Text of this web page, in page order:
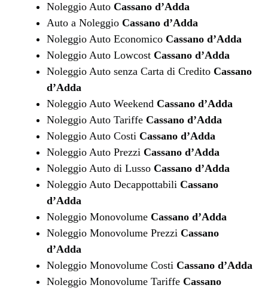
Noleggio Auto Cassano d’Adda
Auto a Noleggio Cassano d’Adda
Noleggio Auto Economico Cassano d’Adda
Noleggio Auto Lowcost Cassano d’Adda
Noleggio Auto senza Carta di Credito Cassano
d’Adda
Noleggio Auto Weekend Cassano d’Adda
Noleggio Auto Tariffe Cassano d’Adda
Noleggio Auto Costi Cassano d’Adda
Noleggio Auto Prezzi Cassano d’Adda
Noleggio Auto di Lusso Cassano d’Adda
Noleggio Auto Decappottabili Cassano
d’Adda
Noleggio Monovolume Cassano d’Adda
Noleggio Monovolume Prezzi Cassano
d’Adda
Noleggio Monovolume Costi Cassano d’Adda
Noleggio Monovolume Tariffe Cassano